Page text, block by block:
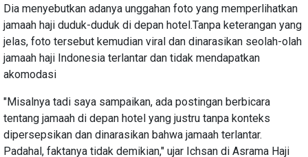
Dia menyebutkan adanya unggahan foto yang memperlihatkan
jamaah haji duduk-duduk di depan hotel.Tanpa keterangan yang
jelas, foto tersebut kemudian viral dan dinarasikan seolah-olah
jamaah haji Indonesia terlantar dan tidak mendapatkan
akomodasi
"Misalnya tadi saya sampaikan, ada postingan berbicara
tentang jamaah di depan hotel yang justru tanpa konteks
dipersepsikan dan dinarasikan bahwa jamaah terlantar.
Padahal, faktanya tidak demikian," ujar Ichsan di Asrama Haji